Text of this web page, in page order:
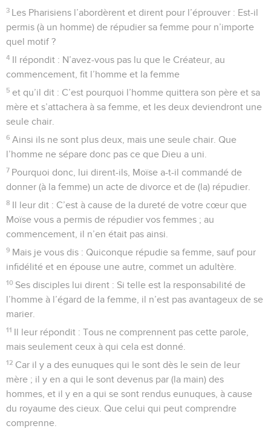
3 Les Pharisiens l’abordèrent et dirent pour l’éprouver : Est-il
permis (à un homme) de répudier sa femme pour n’importe
quel motif ?
4 Il répondit : N’avez-vous pas lu que le Créateur, au
commencement, fit l’homme et la femme
5 et qu’il dit : C’est pourquoi l’homme quittera son père et sa
mère et s’attachera à sa femme, et les deux deviendront une
seule chair.
6 Ainsi ils ne sont plus deux, mais une seule chair. Que
l’homme ne sépare donc pas ce que Dieu a uni.
7 Pourquoi donc, lui dirent-ils, Moïse a-t-il commandé de
donner (à la femme) un acte de divorce et de (la) répudier.
8 Il leur dit : C’est à cause de la dureté de votre cœur que
Moïse vous a permis de répudier vos femmes ; au
commencement, il n’en était pas ainsi.
9 Mais je vous dis : Quiconque répudie sa femme, sauf pour
infidélité et en épouse une autre, commet un adultère.
10 Ses disciples lui dirent : Si telle est la responsabilité de
l’homme à l’égard de la femme, il n’est pas avantageux de se
marier.
11 Il leur répondit : Tous ne comprennent pas cette parole,
mais seulement ceux à qui cela est donné.
12 Car il y a des eunuques qui le sont dès le sein de leur
mère ; il y en a qui le sont devenus par (la main) des
hommes, et il y en a qui se sont rendus eunuques, à cause
du royaume des cieux. Que celui qui peut comprendre
comprenne.